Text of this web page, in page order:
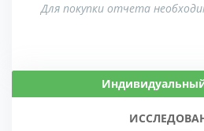
Для покупки отчета